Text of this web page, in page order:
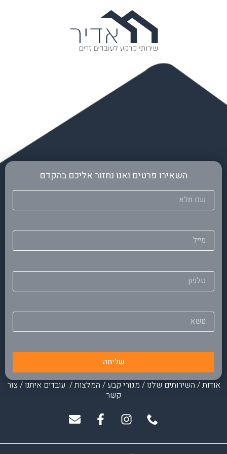
השאירו פרטים ואנו נחזור אליכם בהקדם
שליחה
אודות/ השירותים שלנו/ מגורי קבע / המלצות/ עובדים איתנו/ צור
קשר